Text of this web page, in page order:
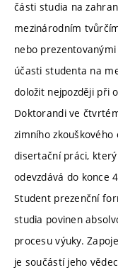
části studia na
mezinárodním
nebo
účasti studenta na
doložit nejpozději při
Doktorandi ve
zimního
disertační práci,
odevzdává do konce
Student prezenční
studia povinen
procesu výuky.
je součástí jeho